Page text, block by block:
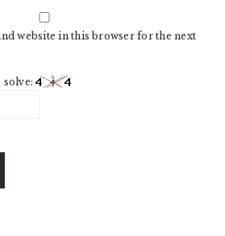
website in this browser for the next
solve: